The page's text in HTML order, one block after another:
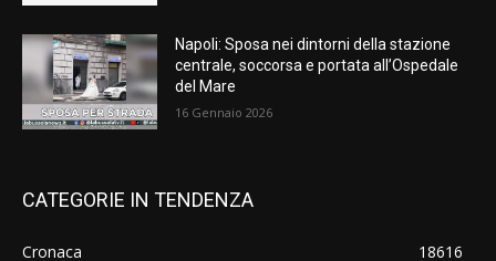
Napoli: Sposa nei dintorni della stazione
centrale, soccorsa e portata all’Ospedale
del Mare
16 Gennaio 2026
CATEGORIE IN TENDENZA
Cronaca
18616